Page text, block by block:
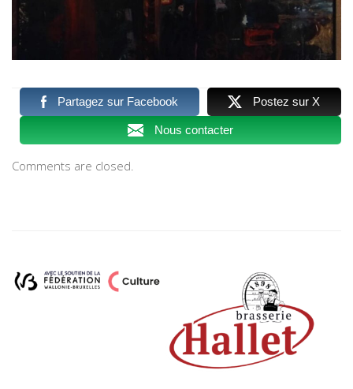
Partagez sur Facebook Postez sur X
Nous contacter
Comments are closed.